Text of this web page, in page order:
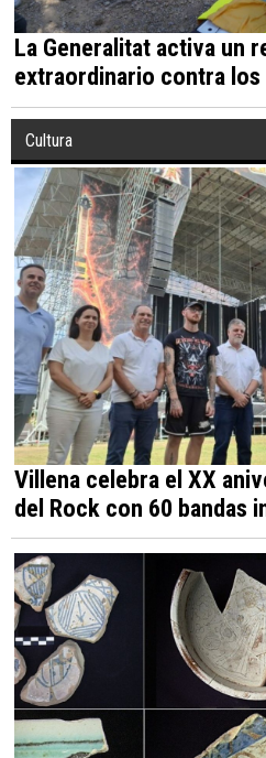
La Generalitat activa un
extraordinario contra
Cultura
Villena celebra el XX
del Rock con 60 bandas